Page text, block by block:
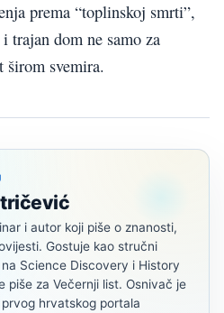
prema “toplinskoj smrti”,
trajan dom ne samo za
širom svemira.
i autor koji piše o znanosti,
Gostuje kao stručni
Science Discovery i History
piše za Večernji list. Osnivač je
prvog hrvatskog portala